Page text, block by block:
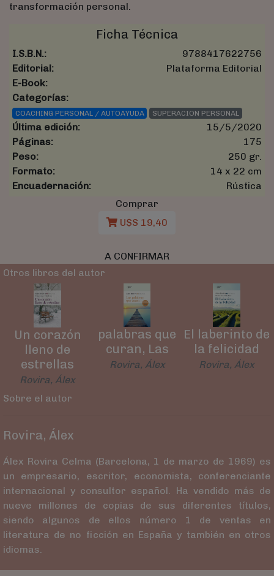
transformación personal.
Ficha Técnica
I.S.B.N.:
9788417622756
Editorial:
Plataforma Editorial
E-Book:
Categorías:
COACHING PERSONAL / AUTOAYUDA SUPERACION PERSONAL
Última edición:
15/5/2020
Páginas:
175
Peso:
250 gr.
Formato:
14 x 22 cm
Encuadernación:
Rústica
Comprar
U$S 19,40
A CONFIRMAR
Otros libros del autor
Un corazón
lleno de
estrellas
Rovira, Álex
palabras que
curan, Las
Rovira, Álex
El laberinto de
la felicidad
Rovira, Álex
Sobre el autor
Rovira, Álex
Álex Rovira Celma (Barcelona, 1 de marzo de 1969) es
un empresario, escritor, economista, conferenciante
internacional y consultor español. Ha vendido más de
nueve millones de copias de sus diferentes títulos,
siendo algunos de ellos número 1 de ventas en
literatura de no ficción en España y también en otros
idiomas.